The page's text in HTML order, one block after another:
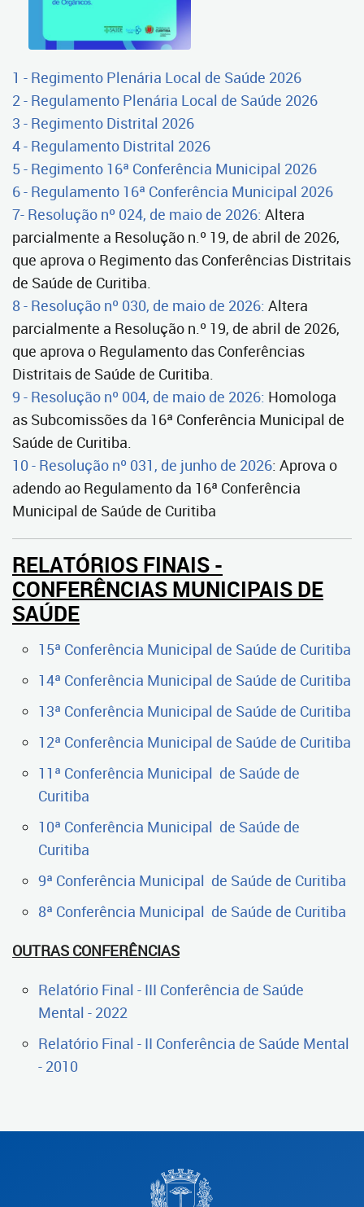
1 - Regimento Plenária Local de Saúde 2026
2 - Regulamento Plenária Local de Saúde 2026
3 - Regimento Distrital 2026
4 - Regulamento Distrital 2026
5 - Regimento 16ª Conferência Municipal 2026
6 - Regulamento 16ª Conferência Municipal 2026
7- Resolução nº 024, de maio de 2026: Altera
parcialmente a Resolução n.º 19, de abril de 2026,
que aprova o Regimento das Conferências Distritais
de Saúde de Curitiba.
8 - Resolução nº 030, de maio de 2026: Altera
parcialmente a Resolução n.º 19, de abril de 2026,
que aprova o Regulamento das Conferências
Distritais de Saúde de Curitiba.
9 - Resolução nº 004, de maio de 2026: Homologa
as Subcomissões da 16ª Conferência Municipal de
Saúde de Curitiba.
10 - Resolução nº 031, de junho de 2026: Aprova o
adendo ao Regulamento da 16ª Conferência
Municipal de Saúde de Curitiba
RELATÓRIOS FINAIS -
CONFERÊNCIAS MUNICIPAIS DE
SAÚDE
15ª Conferência Municipal de Saúde de Curitiba
14ª Conferência Municipal de Saúde de Curitiba
13ª Conferência Municipal de Saúde de Curitiba
12ª Conferência Municipal de Saúde de Curitiba
11ª Conferência Municipal de Saúde de
Curitiba
10ª Conferência Municipal de Saúde de
Curitiba
9ª Conferência Municipal de Saúde de Curitiba
8ª Conferência Municipal de Saúde de Curitiba
OUTRAS CONFERÊNCIAS
Relatório Final - III Conferência de Saúde
Mental - 2022
Relatório Final - II Conferência de Saúde Mental
- 2010